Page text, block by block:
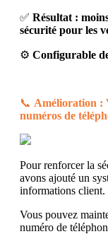
✅ Résultat :
sécurité pour les
⚙️ Configurable
📞 Amélioration :
numéros de
Pour renforcer la
avons ajouté un
informations client.
Vous pouvez
numéro de